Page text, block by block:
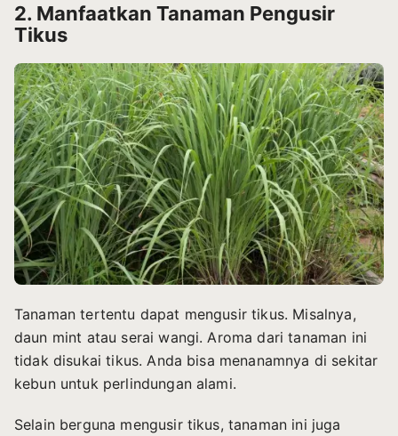
2. Manfaatkan Tanaman Pengusir
Tikus
Tanaman tertentu dapat mengusir tikus. Misalnya,
daun mint atau serai wangi. Aroma dari tanaman ini
tidak disukai tikus. Anda bisa menanamnya di sekitar
kebun untuk perlindungan alami.
Selain berguna mengusir tikus, tanaman ini juga